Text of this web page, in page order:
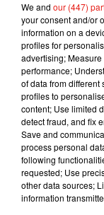
un nombre plus
de confirmer
bien une
Si ces essais
approche pourrait
les maladies
d'un nouveau
disposer d'un outil
sanitaires.
We and our (447)
your consent and/or
information on a
profiles for
advertising;
performance;
of data from
profiles to
content; Use limited
detect fraud, and fix
Save and
process personal
following
requested; Use
other data sources;
information